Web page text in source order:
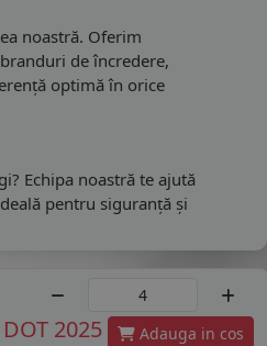
noastră. Oferim
de încredere,
optimă în orice
Echipa noastră te ajută
pentru siguranță și
DOT 2025 Adauga in cos